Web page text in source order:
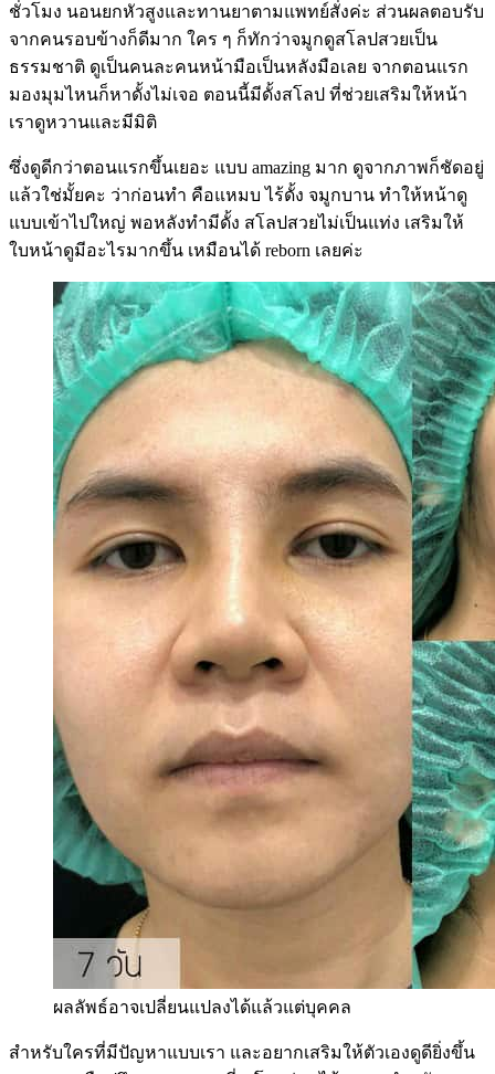
ชั่วโมง นอนยกหัวสูงและทานยาตามแพทย์สั่งค่ะ ส่วนผลตอบรับ
จากคนรอบข้างก็ดีมาก ใคร ๆ ก็ทักว่าจมูกดูสโลปสวยเป็น
ธรรมชาติ ดูเป็นคนละคนหน้ามือเป็นหลังมือเลย จากตอนแรก
มองมุมไหนก็หาดั้งไม่เจอ ตอนนี้มีดั้งสโลป ที่ช่วยเสริมให้หน้า
เราดูหวานและมีมิติ
ซึ่งดูดีกว่าตอนแรกขึ้นเยอะ แบบ amazing มาก ดูจากภาพก็ชัดอยู่
แล้วใช่มั้ยคะ ว่าก่อนทำ คือแหมบ ไร้ดั้ง จมูกบาน ทำให้หน้าดู
แบบเข้าไปใหญ่ พอหลังทำมีดั้ง สโลปสวยไม่เป็นแท่ง เสริมให้
ใบหน้าดูมีอะไรมากขึ้น เหมือนได้ reborn เลยค่ะ
ผลลัพธ์อาจเปลี่ยนแปลงได้แล้วแต่บุคคล
สำหรับใครที่มีปัญหาแบบเรา และอยากเสริมให้ตัวเองดูดียิ่งขึ้น